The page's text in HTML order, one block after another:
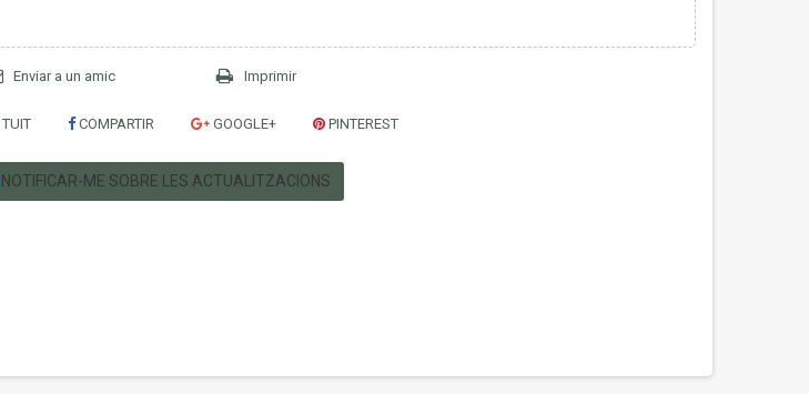
Enviar a un amic Imprimir
TUIT COMPARTIR GOOGLE+ PINTEREST
NOTIFICAR-ME SOBRE LES ACTUALITZACIONS